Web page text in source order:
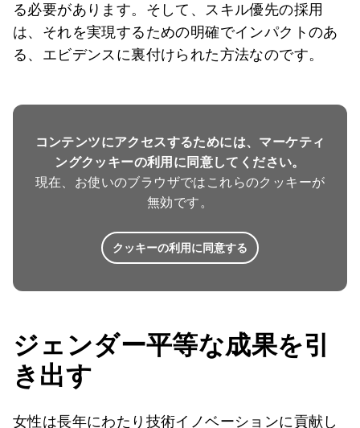
る必要があります。そして、スキル優先の採用
は、それを実現するための明確でインパクトのあ
る、エビデンスに裏付けられた方法なのです。
コンテンツにアクセスするためには、マーケティ
ングクッキーの利用に同意してください。
現在、お使いのブラウザではこれらのクッキーが
無効です。
クッキーの利用に同意する
ジェンダー平等な成果を引
き出す
女性は長年にわたり技術イノベーションに貢献し